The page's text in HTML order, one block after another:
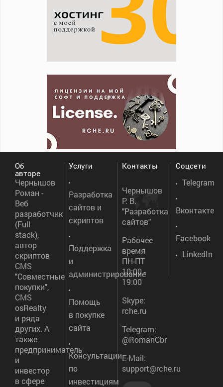
Об
авторе
Чернышов
Роман -
Веб
разработчик
(Full
stack),
автор
скриптов
CMS
"Совместные
покупки",
CMS
osRealty
и ряда
других. А
также
предприниматель
и
инвестор
в сфере
Услуги
Разработка
сайтов и
скриптов
Поддержка
и
администрирование
Помощь
в покупке
сайта
Консультации
по
инвестициям
Контакты
Чернышов
Р. В.
"Разработка
сайтов"
Рабочее
время
ПН-ПТ
10:00 -
19:00
Skype:
rche.ru
Telegram:
@RomanCbr
E-Mail:
support@rche.ru
Соцсети
Telegram
Вконтакте
Facebook
LinkedIn